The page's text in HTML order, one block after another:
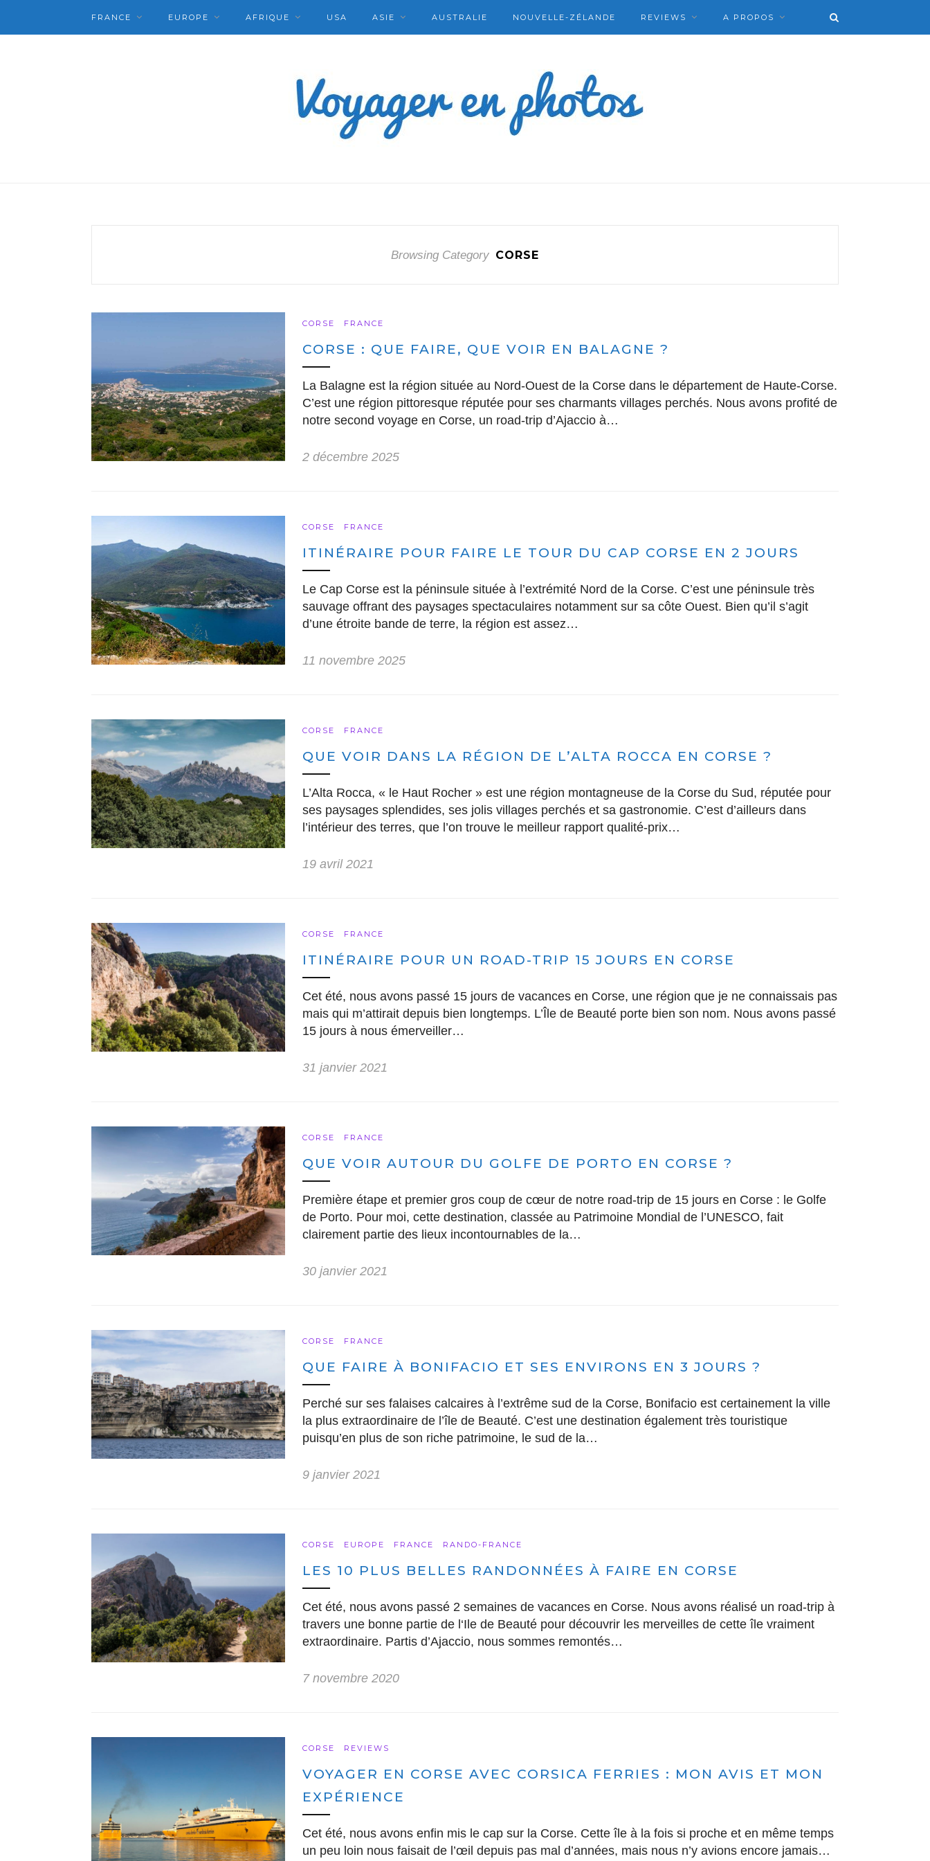
FRANCE EUROPE AFRIQUE USA ASIE AUSTRALIE NOUVELLE-ZÉLANDE REVIEWS A PROPOS
Browsing Category CORSE
CORSE FRANCE
CORSE : QUE FAIRE, QUE VOIR EN BALAGNE ?
La Balagne est la région située au Nord-Ouest de la Corse dans le département de Haute-Corse.
C’est une région pittoresque réputée pour ses charmants villages perchés. Nous avons profité de
notre second voyage en Corse, un road-trip d’Ajaccio à…
2 décembre 2025
CORSE FRANCE
ITINÉRAIRE POUR FAIRE LE TOUR DU CAP CORSE EN 2 JOURS
Le Cap Corse est la péninsule située à l’extrémité Nord de la Corse. C’est une péninsule très
sauvage offrant des paysages spectaculaires notamment sur sa côte Ouest. Bien qu’il s’agit
d’une étroite bande de terre, la région est assez…
11 novembre 2025
CORSE FRANCE
QUE VOIR DANS LA RÉGION DE L’ALTA ROCCA EN CORSE ?
L’Alta Rocca, « le Haut Rocher » est une région montagneuse de la Corse du Sud, réputée pour
ses paysages splendides, ses jolis villages perchés et sa gastronomie. C’est d’ailleurs dans
l’intérieur des terres, que l’on trouve le meilleur rapport qualité-prix…
19 avril 2021
CORSE FRANCE
ITINÉRAIRE POUR UN ROAD-TRIP 15 JOURS EN CORSE
Cet été, nous avons passé 15 jours de vacances en Corse, une région que je ne connaissais pas
mais qui m’attirait depuis bien longtemps. L’Île de Beauté porte bien son nom. Nous avons passé
15 jours à nous émerveiller…
31 janvier 2021
CORSE FRANCE
QUE VOIR AUTOUR DU GOLFE DE PORTO EN CORSE ?
Première étape et premier gros coup de cœur de notre road-trip de 15 jours en Corse : le Golfe
de Porto. Pour moi, cette destination, classée au Patrimoine Mondial de l’UNESCO, fait
clairement partie des lieux incontournables de la…
30 janvier 2021
CORSE FRANCE
QUE FAIRE À BONIFACIO ET SES ENVIRONS EN 3 JOURS ?
Perché sur ses falaises calcaires à l’extrême sud de la Corse, Bonifacio est certainement la ville
la plus extraordinaire de l’île de Beauté. C’est une destination également très touristique
puisqu’en plus de son riche patrimoine, le sud de la…
9 janvier 2021
CORSE EUROPE FRANCE RANDO-FRANCE
LES 10 PLUS BELLES RANDONNÉES À FAIRE EN CORSE
Cet été, nous avons passé 2 semaines de vacances en Corse. Nous avons réalisé un road-trip à
travers une bonne partie de l‘Ile de Beauté pour découvrir les merveilles de cette île vraiment
extraordinaire. Partis d’Ajaccio, nous sommes remontés…
7 novembre 2020
CORSE REVIEWS
VOYAGER EN CORSE AVEC CORSICA FERRIES : MON AVIS ET MON
EXPÉRIENCE
Cet été, nous avons enfin mis le cap sur la Corse. Cette île à la fois si proche et en même temps
un peu loin nous faisait de l’œil depuis pas mal d’années, mais nous n’y avions encore jamais…